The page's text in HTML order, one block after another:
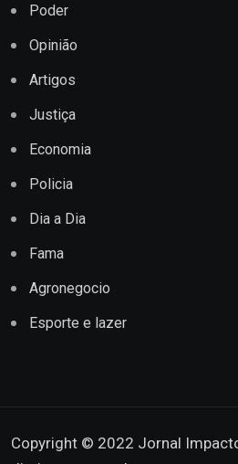
Poder
Opinião
Artigos
Justiça
Economia
Policia
Dia a Dia
Fama
Agronegocio
Esporte e lazer
Copyright © 2022 Jornal